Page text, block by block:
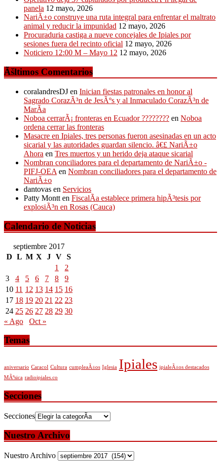
panela 12 mayo, 2026
NariÃ±o construye una ruta integral para enfrentar el maltrato
animal y reducir la impunidad 12 mayo, 2026
Procuraduria castiga a nueve concejales de Ipiales por
sesiones fuera del recinto oficial 12 mayo, 2026
Noticiero 12:00 M – Mayo 12 12 mayo, 2026
Ãšltimos Comentarios
coralandresDJ en Inician fiestas patronales en honor al
Sagrado CorazÃ³n de JesÃºs y al Inmaculado CorazÃ³n de
MarÃ­a
Noboa cerrarÃ¡ fronteras en Ecuador ???????? en Noboa
ordena cerrar las fronteras
Masacre en Ipiales, tres personas fueron asesinadas en un acto
sicarial y las autoridades guardan silencio. â€£ NariÃ±o
Ahora en Tres muertos y un herido deja ataque sicarial
Nombran conciliadores para el departamento de NariÃ±o -
PIFJ-OEA en Nombran conciliadores para el departamento de
NariÃ±o
dantovas en Servicios
Patty Montt en FiscalÃ­a establece primera hipÃ³tesis por
explosiÃ³n en Rosas (Cauca)
Calendario de Noticias
septiembre 2017
D L M X J V S
1
2
3
4 5 6 7 8
9
10 11 12 13 14 15 16
17 18 19 20 21 22 23
24 25 26 27 28 29 30
« Ago
Oct »
Temas
aniversario Caracol Cultura cumpleaÃ±os Iglesia Ipiales ipialeÃ±os destacados
MÃºsica radioipiales.co
Secciones
Secciones
Nuestro Archivo
Nuestro Archivo